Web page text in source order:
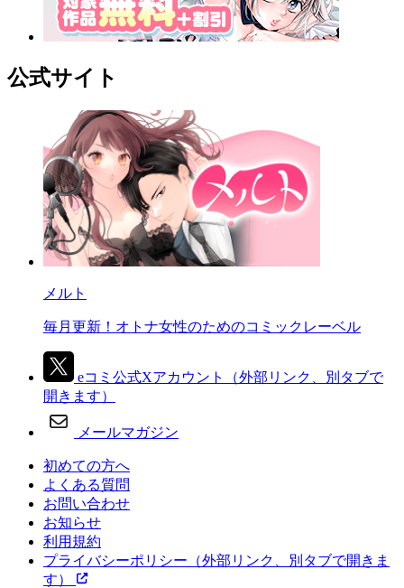
公式サイト
メルト
毎月更新！オトナ女性のためのコミックレーベル
eコミ公式Xアカウント
（外部リンク、別タブで
開きます）
メールマガジン
初めての方へ
よくある質問
お問い合わせ
お知らせ
利用規約
プライバシーポリシー （外部リンク、別タブで開きま
す）